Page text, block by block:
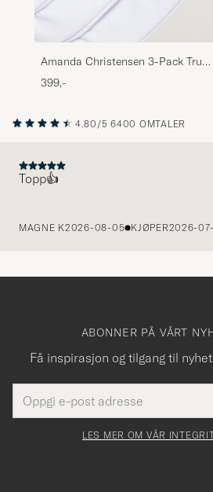
Amanda Christensen 3-Pack True
Cotton Socks White
399,-
4.80/5 6400 OMTALER
Topp👍
MAGNE K2026-08-05 KJØPER2026-
ABONNER PÅ VÅRT
Få inspirasjon og tilgang til
postadresse
felt
Tack
för
LES MER OM VÅR